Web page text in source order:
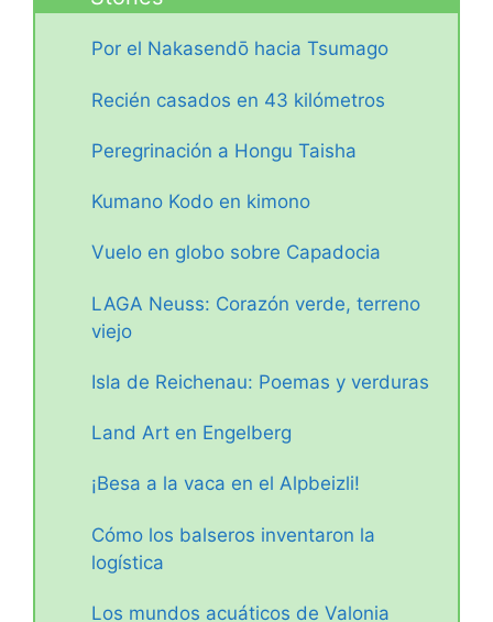
Por el Nakasendō hacia Tsumago
Recién casados en 43 kilómetros
Peregrinación a Hongu Taisha
Kumano Kodo en kimono
Vuelo en globo sobre Capadocia
LAGA Neuss: Corazón verde, terreno
viejo
Isla de Reichenau: Poemas y verduras
Land Art en Engelberg
¡Besa a la vaca en el Alpbeizli!
Cómo los balseros inventaron la
logística
Los mundos acuáticos de Valonia